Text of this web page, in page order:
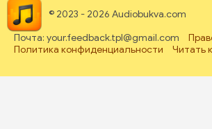
© 2023 - 2026 Audiobukva.com
Почта: your.feedback.tpl@gmail.com
Политика конфиденциальности
Читать